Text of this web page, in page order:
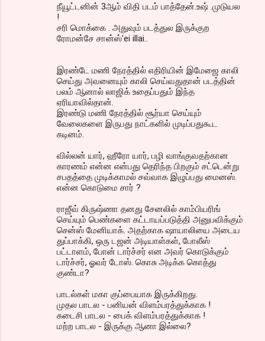
நீயூட்டனின் 3ஆம் விதி படம் பாத்தேன்.உஷ் .முடுயல
!
சரி மொக்கை . அதுவும் படத்துல இருக்குற
ரோமன்சே சான்ஸ்'ei illai..
இரண்டே மணி நேரத்தில் எதிரியின் இமேஜை காலி
செய்து அவனையும் காலி செய்வதுதான் படத்தின்
பலம் ஆனால் லாஜிக் உதைப்பதும் இந்த
ஏரியாவில்தான்.
இரண்டு மணி நேரத்தில் சூர்யா செய்யும்
வேலைகளை இருபது நாட்களில் முடிப்பதுகூட
கடினம்.
வில்லன் யார், ஹீரோ யார், பழி வாங்குவதற்கான
காரணம் என்ன என்பது தெரிந்த பிறகும் சட்டென்று
சபதத்தை முடிக்காமல் சவ்வாக இழுப்பது மைனஸ்.
என்ன கொடுமை சார் ?
ராஜீவ் கிருஷ்ணா தனது சேனலில் காம்பியரிங்
செய்யும் பெண்களை கட்டாயப்படுத்தி அனுபவிக்கும்
சென்ஸ் மேனியாக். அதற்காக ஷாயாலியை அடைய
துப்பாக்கி, ஒரு டஜன் அடியாள்கள், போலீஸ்
பட்டாளம், போன் டார்ச்சர் என அவர் கொடுக்கும்
டார்ச்சர், ஓவ‌ர் டோஸ். கொசு அடிக்க கொத்து
குண்டா?
பாடல்கள் மகா குப்பையாக இருக்கிறது.
முதல பாடல - பனியன் விளம்பரத்துக்காக !
கடைசி பாடல - பைக் விளம்பரத்துக்காக !
மற்ற பாடல - இருக்கு ஆனா இல்லை?